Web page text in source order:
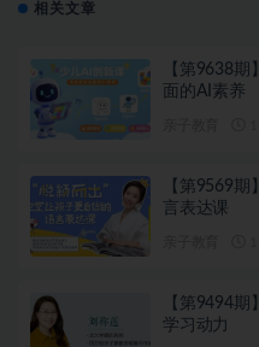
相关文章
【第9638
面的AI素养
【第9569
言表达课
【第9494
学习动力